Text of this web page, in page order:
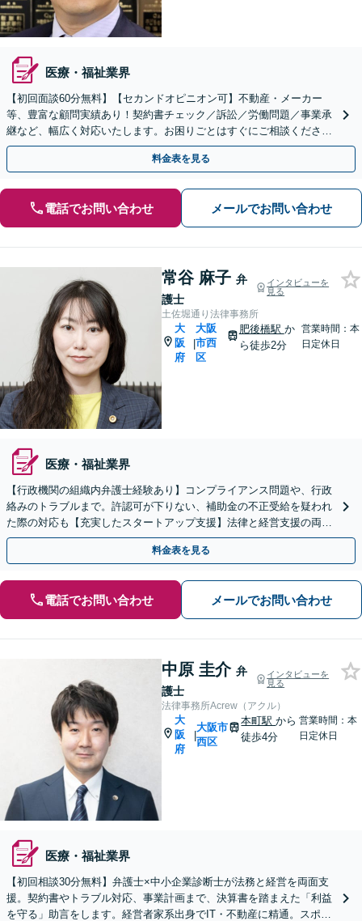
医療・福祉業界
【初回面談60分無料】【セカンドオピニオン可】不動産・メーカー
等、豊富な顧問実績あり！契約書チェック／訴訟／労働問題／事業承
継など、幅広く対応いたします。お困りごとはすぐにご相談ください
【他士業と連携】【夜間・休日対応可】【肥後橋駅2分】
料金表を見る
電話でお問い合わせ メールでお問い合わせ
常谷 麻子 弁
護士
インタビューを
見る
土佐堀通り法律事務所
大
阪
府
|
大阪
市西
区
肥後橋駅 か
ら徒歩2分
営業時間：本
日定休日
医療・福祉業界
【行政機関の組織内弁護士経験あり】コンプライアンス問題や、行政
絡みのトラブルまで。許認可が下りない、補助金の不正受給を疑われ
た際の対応も【充実したスタートアップ支援】法律と経営支援の両輪
でトータルサポート【休日・夜間相談可】【初回相談無料】
料金表を見る
電話でお問い合わせ メールでお問い合わせ
中原 圭介 弁
護士
インタビューを
見る
法律事務所Acrew（アクル）
大
阪
府
|
大阪市
西区
本町駅から
徒歩4分
営業時間：本
日定休日
医療・福祉業界
【初回相談30分無料】弁護士×中小企業診断士が法務と経営を両面支
援。契約書やトラブル対応、事業計画まで、決算書を踏まえた「利益
を守る」助言をします。経営者家系出身でIT・不動産に精通。スポッ